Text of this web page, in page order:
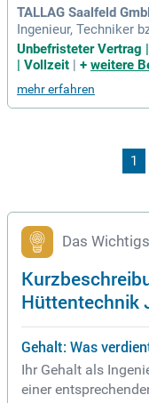
TALLAG Saalfeld
Ingenieur, Techniker
rägte
tierte, über den
en sowie die Fähigkeit,
Unbefristeter Vertrag
| Vollzeit
+ weitere
mehr erfahren
1
Das
Hüttentechnik
Gehalt: Was
Ihr Gehalt als
einer